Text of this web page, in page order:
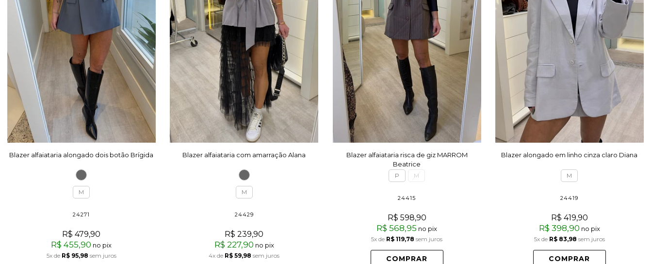
Blazer alfaiataria alongado dois botão Brígida
M
24271
R$ 479,90
R$ 455,90 no pix
5xde R$ 95,98 sem juros
Blazer alfaiataria com amarração Alana
M
24429
R$ 239,90
R$ 227,90 no pix
4x de R$ 59,98 sem juros
Blazer alfaiataria risca de giz MARROM
Beatrice
P M
24415
R$ 598,90
R$ 568,95 no pix
5x de R$ 119,78 sem juros
COMPRAR
Blazer alongado em linho cinza claro Diana
M
24419
R$ 419,90
R$ 398,90 no pix
5xde R$ 83,98 sem juros
COMPRAR